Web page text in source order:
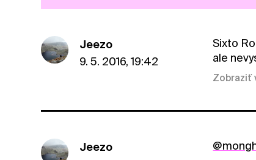
Jeezo
9. 5. 2016, 19:42
Sixto
ale
Zobraziť
Jeezo